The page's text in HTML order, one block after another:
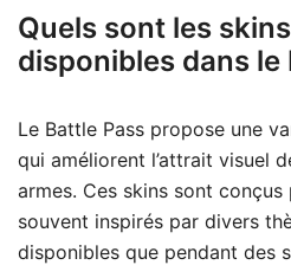
Quels sont les
disponibles dans le
Le Battle Pass propose une
qui améliorent l’attrait visuel
armes. Ces skins sont conçus
souvent inspirés par divers
disponibles que pendant des